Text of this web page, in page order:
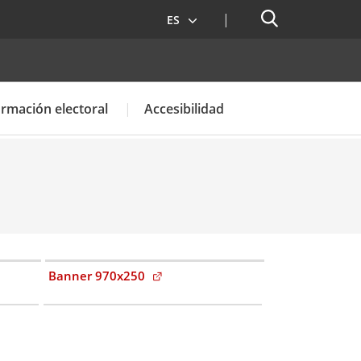
ES Buscador
electoral Accesibilidad
Banner 970x250 (Abre en pestaña nueva)